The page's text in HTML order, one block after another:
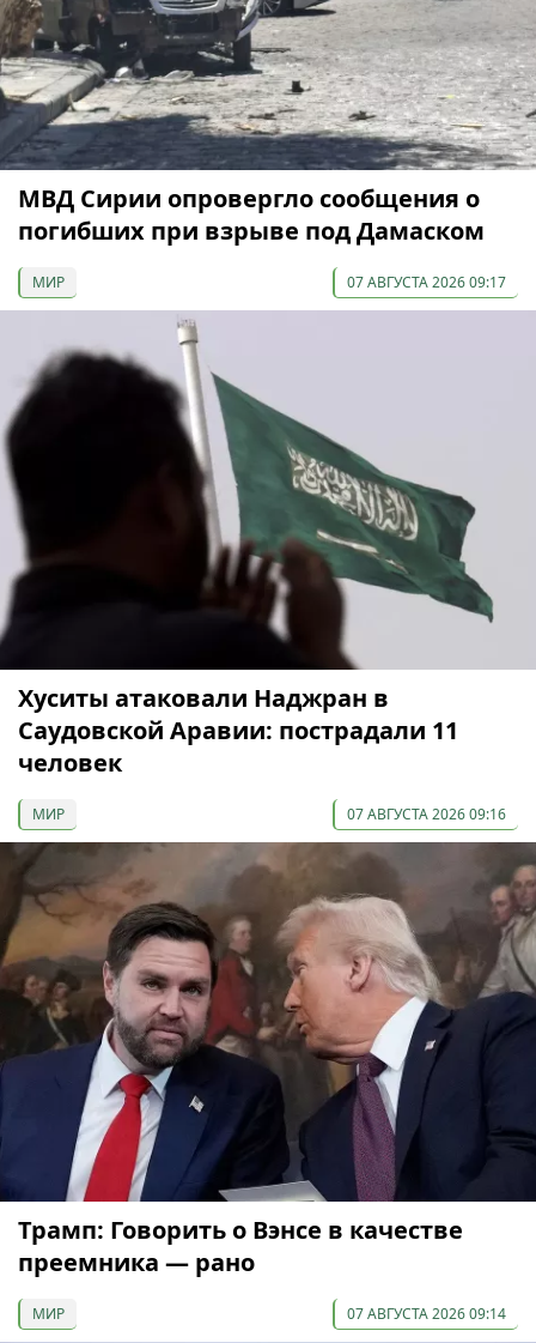
МВД Сирии опровергло сообщения о
погибших при взрыве под Дамаском
МИР 07 АВГУСТА 2026 09:17
Хуситы атаковали Наджран в
Саудовской Аравии: пострадали 11
человек
МИР 07 АВГУСТА 2026 09:16
Трамп: Говорить о Вэнсе в качестве
преемника — рано
МИР 07 АВГУСТА 2026 09:14